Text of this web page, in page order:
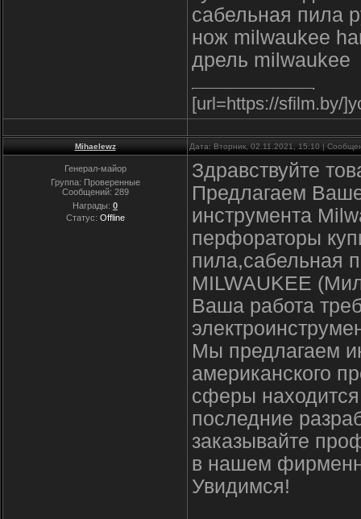
сабельная пила
нож milwaukee
дрель milwaukee
[url=https://sfilm.by/
Mihaelewz Дата: Вторник, 02.11.2021, 15:10 |
Генерал-майор
Группа: Проверенные
Сообщений: 289
Награды: 0
Статус: Offline
Здравствуйте
Предлагаем
инструмента
перфораторы
пила,сабельная
MILWAUKEE
Ваша работа
Мы предлагаем
американского
сферы
последние
заказывайте
в нашем
Увидимся!